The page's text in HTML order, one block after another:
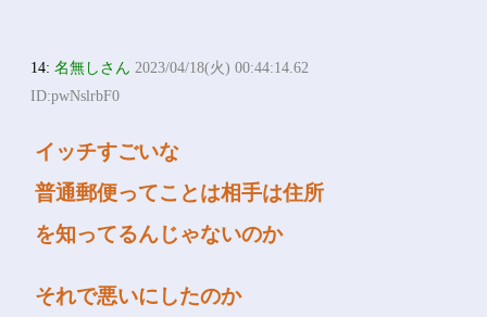
14:名無しさん 2023/04/18(火) 00:44:14.62
ID:pwNslrbF0
イッチすごいな
普通郵便ってことは相手は住所
を知ってるんじゃないのか
それで悪いにしたのか